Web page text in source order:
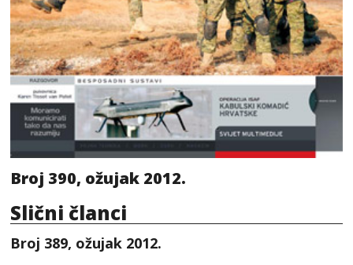
Broj 390, ožujak 2012.
Slični članci
Broj 389, ožujak 2012.